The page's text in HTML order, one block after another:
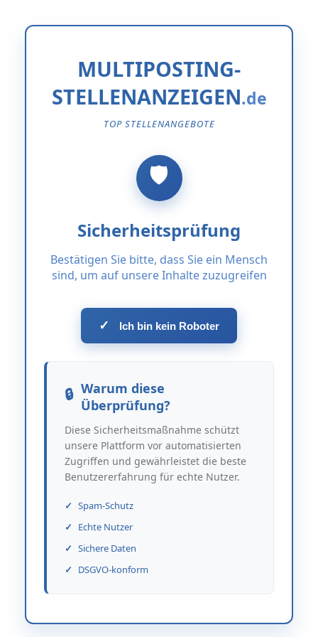
MULTIPOSTING-
STELLENANZEIGEN
TOP STELLENANGEBOTE
Sicherheitsprüfung
Bestätigen Sie bitte, dass Sie ein Mensch
sind, um auf unsere Inhalte zuzugreifen
✓ Ich bin kein Roboter
Warum diese
Überprüfung?
Diese Sicherheitsmaßnahme schützt
unsere Plattform vor automatisierten
Zugriffen und gewährleistet die beste
Benutzererfahrung für echte Nutzer.
Spam-Schutz
Echte Nutzer
Sichere Daten
DSGVO-konform